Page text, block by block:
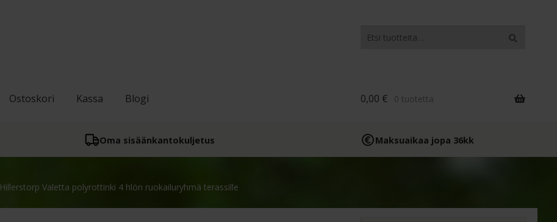
Haku
Ostoskori Kassa Blogi 0,00 € 0 tuotetta
Oma sisään­kantokuljetus Maksuaikaa jopa 36kk
Hillerstorp Valetta polyrottinki 4 hlön ruokailuryhmä terassille